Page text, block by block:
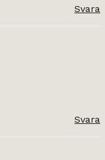
Svara
Svara